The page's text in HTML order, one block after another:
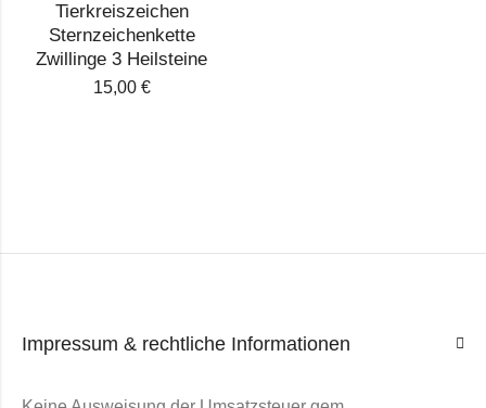
Tierkreiszeichen
Sternzeichenkette
Zwillinge 3 Heilsteine
15,00 €
Impressum & rechtliche Informationen